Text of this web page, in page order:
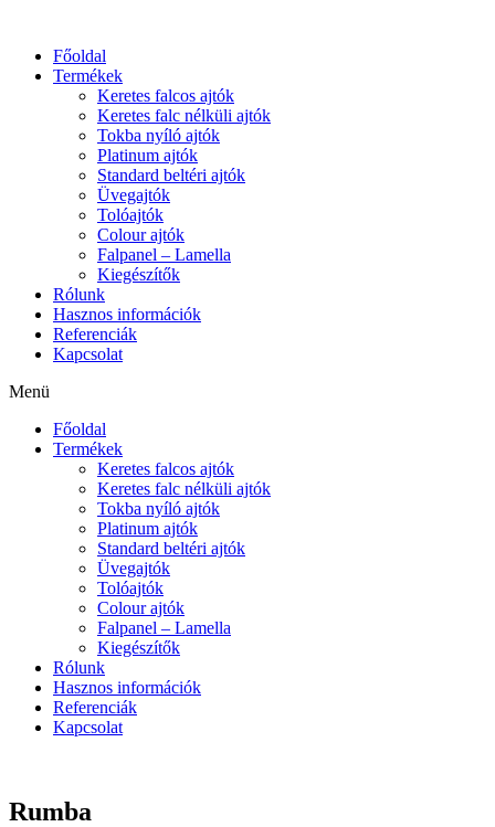
Főoldal
Termékek
Keretes falcos ajtók
Keretes falc nélküli ajtók
Tokba nyíló ajtók
Platinum ajtók
Standard beltéri ajtók
Üvegajtók
Tolóajtók
Colour ajtók
Falpanel – Lamella
Kiegészítők
Rólunk
Hasznos információk
Referenciák
Kapcsolat
Menü
Főoldal
Termékek
Keretes falcos ajtók
Keretes falc nélküli ajtók
Tokba nyíló ajtók
Platinum ajtók
Standard beltéri ajtók
Üvegajtók
Tolóajtók
Colour ajtók
Falpanel – Lamella
Kiegészítők
Rólunk
Hasznos információk
Referenciák
Kapcsolat
Rumba